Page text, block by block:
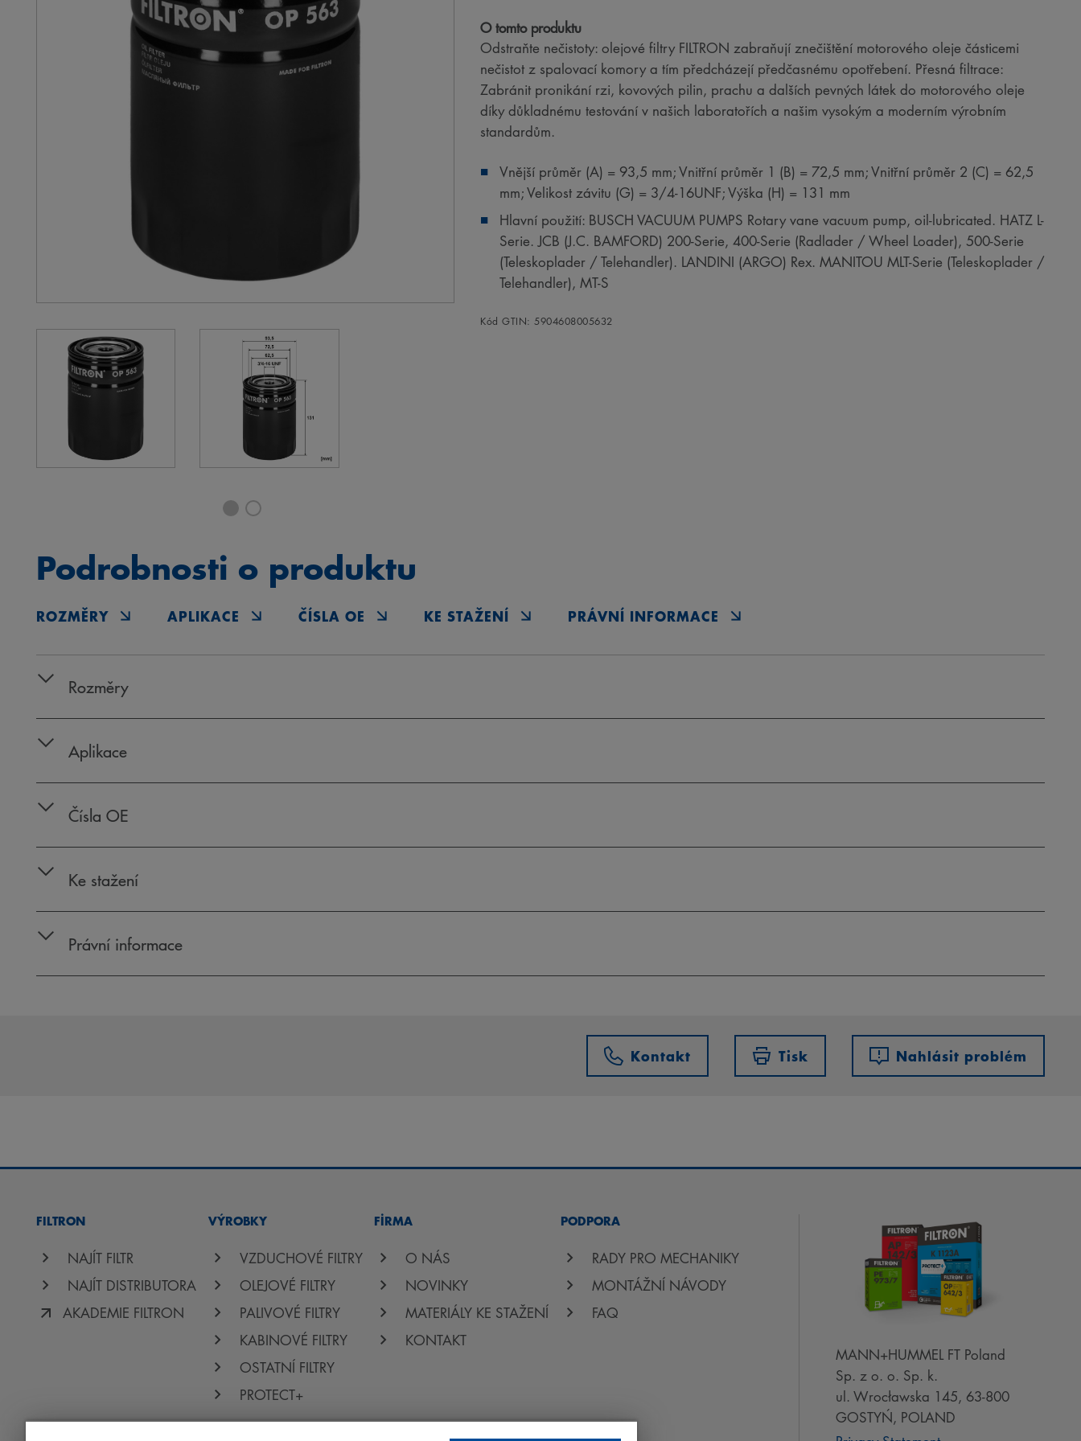
O tomto produktu
Odstraňte nečistoty: olejové filtry FILTRON zabraňují znečištění motorového oleje částicemi
nečistot z spalovací komory a tím předcházejí předčasnému opotřebení. Přesná filtrace:
Zabránit pronikání rzi, kovových pilin, prachu a dalších pevných látek do motorového oleje
díky důkladnému testování v našich laboratořích a našim vysokým a moderním výrobním
standardům.
Vnější průměr (A) = 93,5 mm; Vnitřní průměr 1 (B) = 72,5 mm; Vnitřní průměr 2 (C) = 62,5
mm; Velikost závitu (G) = 3/4-16UNF; Výška (H) = 131 mm
Hlavní použití: BUSCH VACUUM PUMPS Rotary vane vacuum pump, oil-lubricated. HATZ L-
Serie. JCB (J.C. BAMFORD) 200-Serie, 400-Serie (Radlader / Wheel Loader), 500-Serie
(Teleskoplader / Telehandler). LANDINI (ARGO) Rex. MANITOU MLT-Serie (Teleskoplader /
Telehandler), MT-S
Kód GTIN: 5904608005632
Podrobnosti o produktu
ROZMĚRY APLIKACE ČÍSLA OE KE STAŽENÍ PRÁVNÍ INFORMACE
Rozměry
Aplikace
Čísla OE
Ke stažení
Právní informace
Kontakt Tisk Nahlásit problém
FILTRON
NAJÍT FILTR
NAJÍT DISTRIBUTORA
AKADEMIE FILTRON
VÝROBKY
VZDUCHOVÉ FILTRY
OLEJOVÉ FILTRY
PALIVOVÉ FILTRY
KABINOVÉ FILTRY
OSTATNÍ FILTRY
PROTECT+
FİRMA
O NÁS
NOVINKY
MATERIÁLY KE STAŽENÍ
KONTAKT
PODPORA
RADY PRO MECHANIKY
MONTÁŽNÍ NÁVODY
FAQ
MANN+HUMMEL FT Poland
Sp. z o. o. Sp. k.
ul. Wrocławska 145, 63-800
GOSTYŃ, POLAND